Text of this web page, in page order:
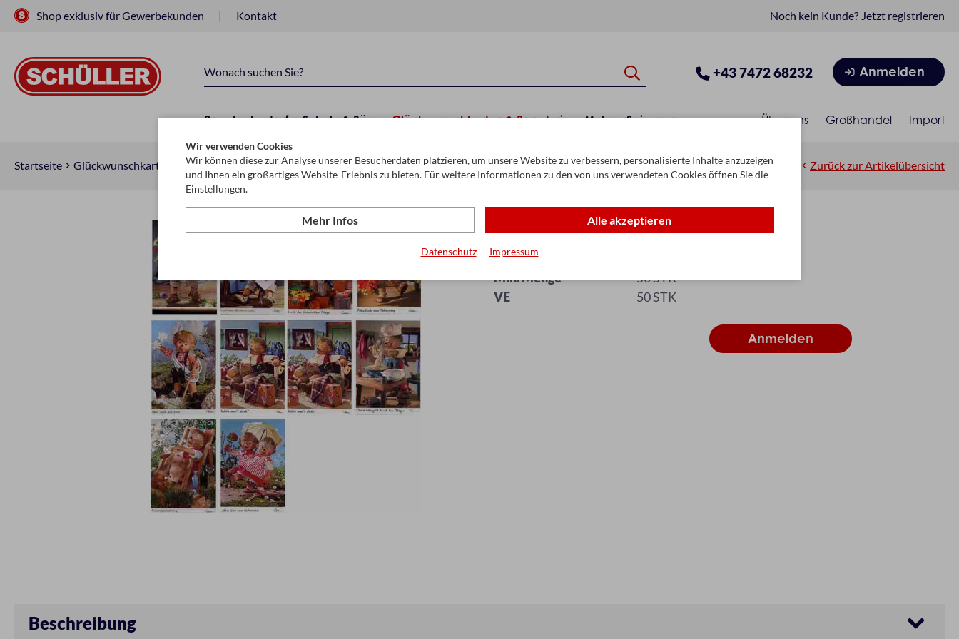
Shop exklusiv für Gewerbekunden Kontakt Noch kein Kunde? Jetzt registrieren
+43 7472 68232 Anmelden
Raucherbedarf Schule & Büro Glückwunschkarten & Papeterie Mehr Saisonen Über uns Großhandel Import
Startseite Glückwunschkarten & Papeterie Karten, Sortimente & Boxen Karten Zurück zur Artikelübersicht
Meckikarten sortiert
Artikel-Nr.
Min. Menge
50 STK
VE
50 STK
Beschreibung
Wir verwenden Cookies
Wir können diese zur Analyse unserer Besucherdaten platzieren, um unsere Website zu verbessern, personalisierte Inhalte anzuzeigen
und Ihnen ein großartiges Website-Erlebnis zu bieten. Für weitere Informationen zu den von uns verwendeten Cookies öffnen Sie die
Einstellungen.
Mehr Infos Alle akzeptieren
Datenschutz Impressum